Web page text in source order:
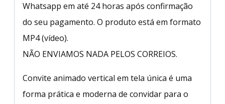
Whatsapp em até 24 horas após confirmação
do seu pagamento. O produto está em formato
MP4 (vídeo).
NÃO ENVIAMOS NADA PELOS CORREIOS.
Convite animado vertical em tela única é uma
forma prática e moderna de convidar para o